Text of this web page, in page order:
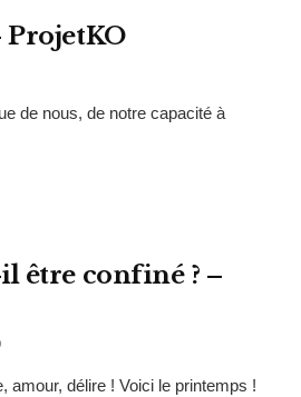
de nous, de notre capacité à
être confiné ? –
amour, délire ! Voici le printemps !